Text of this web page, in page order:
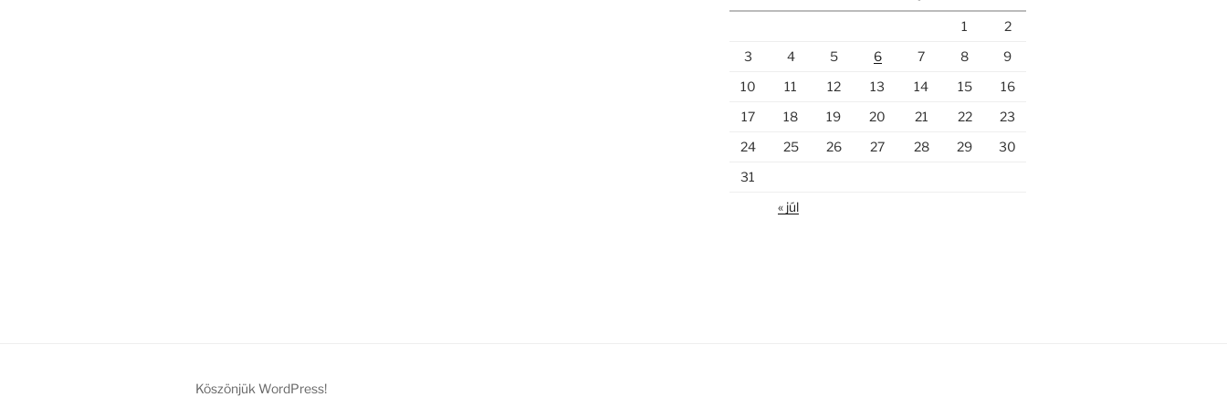
1
2
3
4 5 6 7 8
9
10
11 12 13 14 15
16
17
18 19 20 21 22
23
24
25 26 27 28 29
30
31
« júl
Köszönjük WordPress!